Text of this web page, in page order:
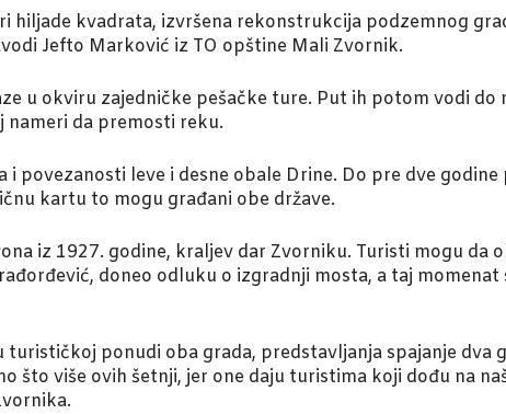
hiljade kvadrata, izvršena rekonstrukcija podzemnog
Jefto Marković iz TO opštine Mali Zvornik.
u okviru zajedničke pešačke ture. Put ih potom vodi do
nameri da premosti reku.
povezanosti leve i desne obale Drine. Do pre dve godine
kartu to mogu građani obe države.
iz 1927. godine, kraljev dar Zvorniku. Turisti mogu da
doneo odluku o izgradnji mosta, a taj
ponudi oba grada, predstavljanja spajanje dva
što više ovih šetnji, jer one daju turistima koji dođu na